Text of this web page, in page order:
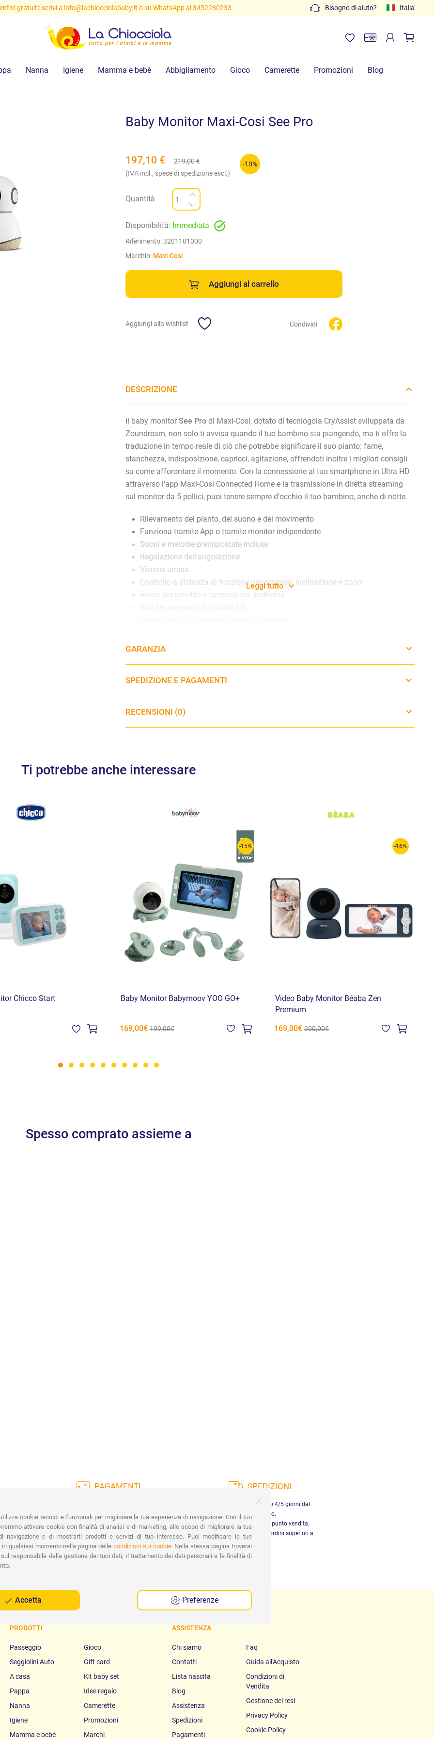
gratuiti: scrivi a info@lachiocciolababy.it o su WhatsApp al 3452280233 Bisogno di aiuto? Italia
Nanna Igiene Mamma e bebè Abbigliamento Gioco Camerette Promozioni Blog
Baby Monitor Maxi-Cosi See Pro
197,10 € 219,00€
(IVA incl., spese di spedizione escl.)
-10%
Quantità
Disponibilità: Immediata
Riferimento:3201101000
Marchio: Maxi Cosi
Aggiungi al carrello
Aggiungi alla wishlist Condividi
DESCRIZIONE
Il baby monitor See Pro di Maxi-Cosi, dotato di tecnlogoia CryAssist sviluppata da
Zoundream, non solo ti avvisa quando il tuo bambino sta piangendo, ma ti offre la
traduzione in tempo reale di ciò che potrebbe significare il suo pianto: fame,
stanchezza, indisposizione, capricci, agitazione, offrendoti inoltre i migliori consigli
su come afforontare il momento. Con la connessione al tuo smartphone in Ultra HD
attraverso l'app Maxi-Cosi Connected Home e la trasmissione in diretta streaming
sul monitor da 5 pollici, puoi tenere sempre d'occhio il tuo bambino, anche di notte.
Rilevamento del pianto, del suono e del movimento
Funziona tramite App o tramite monitor indipendente
Suoni e melodie preimpostate incluse
Regolazione dell'angolazione
Visione ampia
Controllo a distanza di funzione panoramica, inclinazione e zoom
Avvisi per umidità e temperatura ambiente
Leggi tutto
GARANZIA
SPEDIZIONE E PAGAMENTI
RECENSIONI (0)
Ti potrebbe anche interessare
Chicco Start
-15%
Baby Monitor Babymoov YOO GO+
169,00€ 199,00€
-16%
Video Baby Monitor Béaba Zen
Premium
169,00€ 200,00€
Spesso comprato assieme a
PAGAMENTI
Carte di Credito, Bonifico, PayPal e
Contrassegno.
SPEDIZIONI
Consegna in Italia entro 4/5 giorni dal
pagamento.
Ritiro gratuito presso il punto vendita.
Spedizione gratuita per ordini superiori a
29,90 €
PRODOTTI
Passeggio
Seggiolini Auto
A casa
Pappa
Nanna
Igiene
Mamma e bebè
Gioco
Gift card
Kit baby set
Idee regalo
Camerette
Promozioni
Marchi
ASSISTENZA
Chi siamo
Contatti
Lista nascita
Blog
Assistenza
Spedizioni
Pagamenti
Faq
Guida all'Acquisto
Condizioni di
Vendita
Gestione dei resi
Privacy Policy
Cookie Policy
cookie tecnici e funzionali per migliorare la tua esperienza di navigazione. Con il tuo
attivare cookie con finalità di analisi e di marketing, allo scopo di migliorare la tua
navigazione e di mostrarti prodotti e servizi di tuo interesse. Puoi modificare le tue
qualsiasi momento nella pagina delle condizioni sui cookie.Nella stessa pagina troverai
responsabile della gestione dei tuoi dati, il trattamento dei dati personali e le finalità di
Accetta Preferenze